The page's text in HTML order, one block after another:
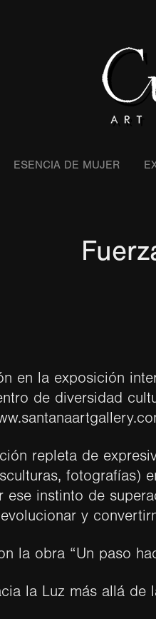
ESENCIA DE MUJER
en la exposición
de diversidad
repleta de
fotografías)
ese instinto de
y
la obra “Un paso
la Luz más allá de